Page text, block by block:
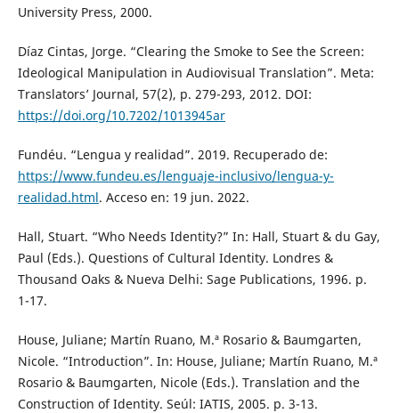
University Press, 2000.
Díaz Cintas, Jorge. “Clearing the Smoke to See the Screen:
Ideological Manipulation in Audiovisual Translation”. Meta:
Translators’ Journal, 57(2), p. 279-293, 2012. DOI:
https://doi.org/10.7202/1013945ar
Fundéu. “Lengua y realidad”. 2019. Recuperado de:
https://www.fundeu.es/lenguaje-inclusivo/lengua-y-
realidad.html. Acceso en: 19 jun. 2022.
Hall, Stuart. “Who Needs Identity?” In: Hall, Stuart & du Gay,
Paul (Eds.). Questions of Cultural Identity. Londres &
Thousand Oaks & Nueva Delhi: Sage Publications, 1996. p.
1-17.
House, Juliane; Martín Ruano, M.ª Rosario & Baumgarten,
Nicole. “Introduction”. In: House, Juliane; Martín Ruano, M.ª
Rosario & Baumgarten, Nicole (Eds.). Translation and the
Construction of Identity. Seúl: IATIS, 2005. p. 3-13.